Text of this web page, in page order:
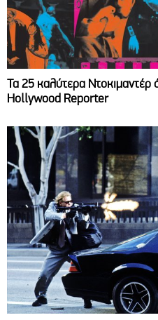
Τα 25 καλύτερα
Hollywood Reporter